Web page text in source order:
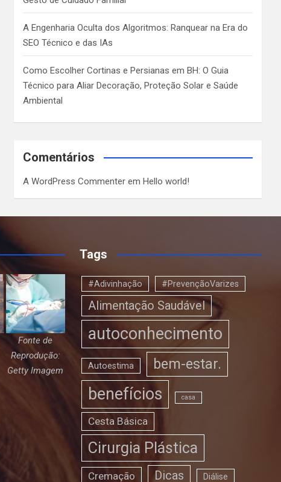
A Engenharia Oculta dos Algoritmos: Ranquear na Era do
SEO Técnico e das IAs
Como Escolher Cortinas e Persianas em BH: O Guia
Técnico para Aliar Decoração, Proteção Solar e Saúde
Ambiental
Comentários
A WordPress Commenter emHello world!
Fonte de
Reprodução:
Getty Imagem
Tags
#Adivinhação #PrevençãoVarizes
Alimentação Saudável
autoconhecimento
Autoestima bem-estar.
benefícios casa
Cesta Básica
Cirurgia Plástica
Cremação Dicas Diálise